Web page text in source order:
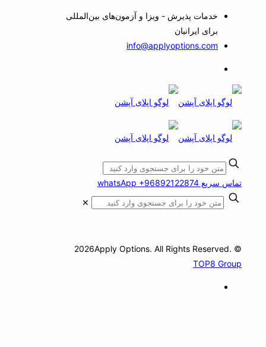
خدمات پذیرش - ویزا و آزمون‌های بین‌المللی
برای ایرانیان
info@applyoptions.com
تماس سریع whatsApp +96892122874
✕
© 2026Apply Options. All Rights Reserved.
TOP8 Group